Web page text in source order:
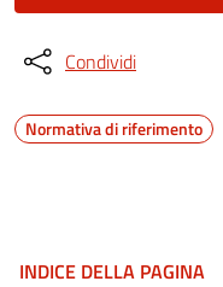
Condividi
Normativa di riferimento
INDICE DELLA PAGINA